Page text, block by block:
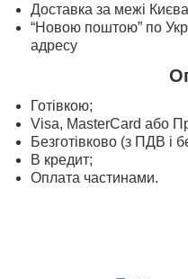
Доставка за межі
“Новою поштою” по
адресу
Готівкою;
Visa, MasterСard або
Безготівково (з ПДВ і
В кредит;
Оплата частинами.